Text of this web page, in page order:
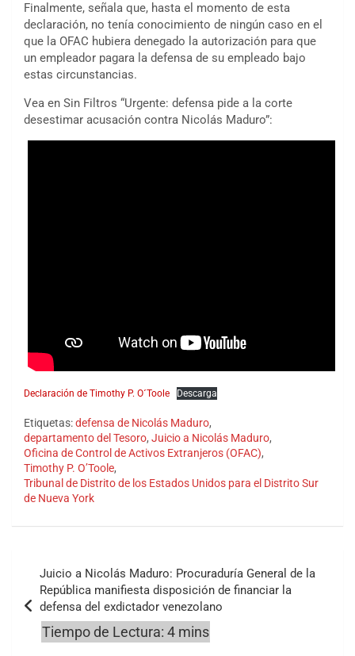
Finalmente, señala que, hasta el momento de esta
declaración, no tenía conocimiento de ningún caso en el
que la OFAC hubiera denegado la autorización para que
un empleador pagara la defensa de su empleado bajo
estas circunstancias.
Vea en Sin Filtros “Urgente: defensa pide a la corte
desestimar acusación contra Nicolás Maduro”:
Declaración de Timothy P. O´Toole Descarga
Etiquetas:defensa de Nicolás Maduro,
departamento del Tesoro, Juicio a Nicolás Maduro,
Oficina de Control de Activos Extranjeros (OFAC),
Timothy P. O’Toole,
Tribunal de Distrito de los Estados Unidos para el Distrito Sur
de Nueva York
entradas
Juicio a Nicolás Maduro: Procuraduría General de la
República manifiesta disposición de financiar la
defensa del exdictador venezolano